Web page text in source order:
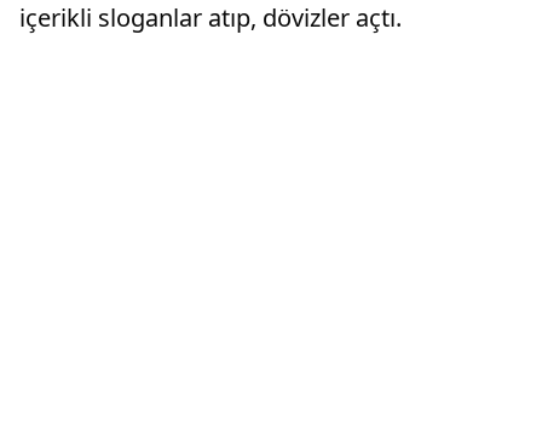
içerikli sloganlar atıp, dövizler açtı.